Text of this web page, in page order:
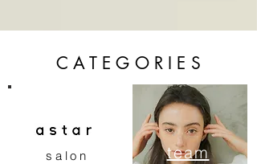
CATEGORIES
salon
team